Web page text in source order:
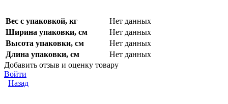
Вес с упаковкой, кг
Нет данных
Ширина упаковки, см
Нет данных
Высота упаковки, см
Нет данных
Длина упаковки, см
Нет данных
Добавить отзыв и оценку товару
Войти
Назад